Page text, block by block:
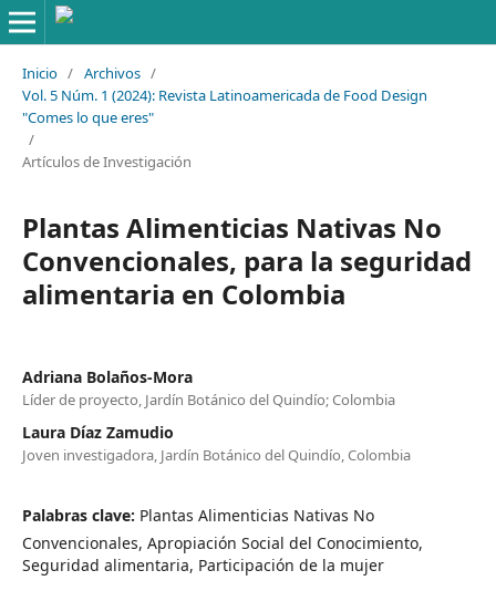
Inicio / Archivos /
Vol. 5 Núm. 1 (2024): Revista Latinoamericada de Food Design
"Comes lo que eres"
/
Artículos de Investigación
Plantas Alimenticias Nativas No
Convencionales, para la seguridad
alimentaria en Colombia
Adriana Bolaños-Mora
Líder de proyecto, Jardín Botánico del Quindío; Colombia
Laura Díaz Zamudio
Joven investigadora, Jardín Botánico del Quindío, Colombia
Palabras clave: Plantas Alimenticias Nativas No
Convencionales, Apropiación Social del Conocimiento,
Seguridad alimentaria, Participación de la mujer